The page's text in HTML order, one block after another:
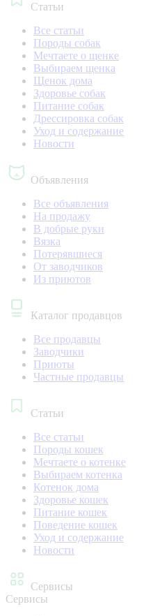
Статьи
Все статьи
Породы собак
Мечтаете о щенке
Выбираем щенка
Щенок дома
Здоровье собак
Питание собак
Дрессировка собак
Уход и содержание
Новости
Объявления
Все объявления
На продажу
В добрые руки
Вязка
Потерявшиеся
От заводчиков
Из приютов
Каталог продавцов
Все продавцы
Заводчики
Приюты
Частные продавцы
Статьи
Все статьи
Породы кошек
Мечтаете о котенке
Выбираем котенка
Котенок дома
Здоровье кошек
Питание кошек
Поведение кошек
Уход и содержание
Новости
Сервисы
Сервисы